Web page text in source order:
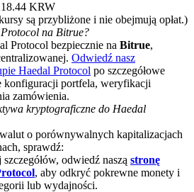
to Share 25000 USDT prize pool!
& Win
prize pool
KRW
są przybliżone i nie obejmują opłat.)
na Bitrue?
Protocol bezpiecznie na Bitrue,
Odwiedź nasz
Haedal Protocol po szczegółowe
konfiguracji portfela, weryfikacji
zamówienia.
kryptograficzne do Haedal
o porównywalnych kapitalizacjach
sprawdź:
odwiedź naszą stronę
, aby odkryć pokrewne monety i
lub wydajności.